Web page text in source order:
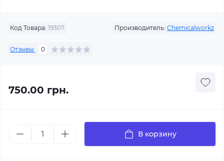
Код Товара: 19307 Производитель: Chemicalworkz
Отзывы: 0
750.00 грн.
В корзину